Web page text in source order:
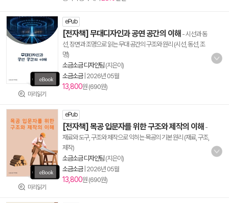
미리읽기
ePub
[전자책] 무대디자인과 공연 공간의 이해 - 시선과 동
선, 장면과 조명으로 읽는 무대 공간의 구조와 원리 (시선, 동선, 조
명)
소금소금 디자인팀 (지은이)
소금소금| 2026년 05월
13,800원 (690원)
미리읽기
ePub
[전자책] 목공 입문자를 위한 구조와 제작의 이해 -
재료와 도구, 구조와 제작으로 익히는 목공의 기본 원리 (재료, 구조,
제작)
소금소금 디자인팀 (지은이)
소금소금| 2026년 05월
13,800원 (690원)